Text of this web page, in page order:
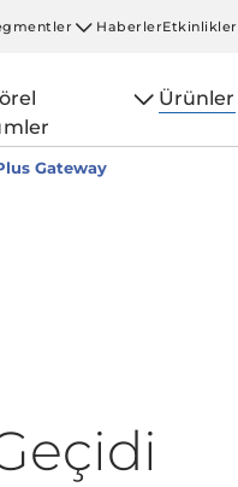
HaberlerEtkinlikler
Ürünler
Gateway